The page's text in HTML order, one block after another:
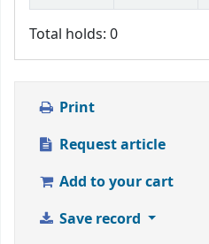
Total holds: 0
Print
Request article
Add to your cart
Save record